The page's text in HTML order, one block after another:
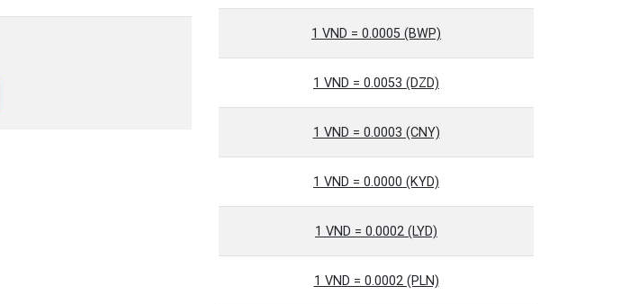
1 VND = 0.0005 (BWP)
1 VND = 0.0053 (DZD)
1 VND = 0.0003 (CNY)
1 VND = 0.0000 (KYD)
1 VND = 0.0002 (LYD)
1 VND = 0.0002 (PLN)